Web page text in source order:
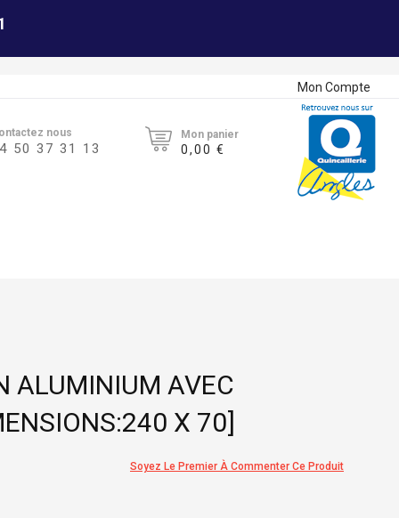
Mon Compte
nous
50 37 31 13
Mon panier
0,00 €
ALUMINIUM AVEC
X 70]
Soyez Le Premier À Commenter Ce Produit